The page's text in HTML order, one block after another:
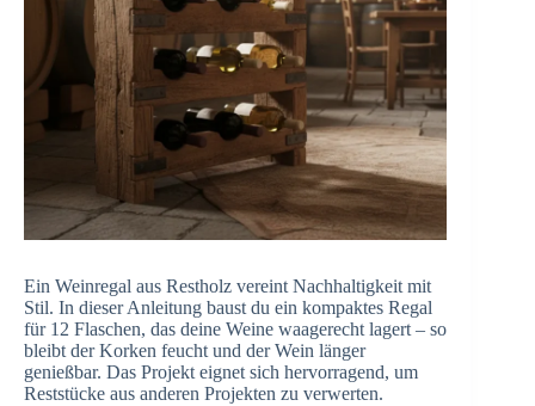
Ein Weinregal aus Restholz vereint Nachhaltigkeit mit
Stil. In dieser Anleitung baust du ein kompaktes Regal
für 12 Flaschen, das deine Weine waagerecht lagert – so
bleibt der Korken feucht und der Wein länger
genießbar. Das Projekt eignet sich hervorragend, um
Reststücke aus anderen Projekten zu verwerten.